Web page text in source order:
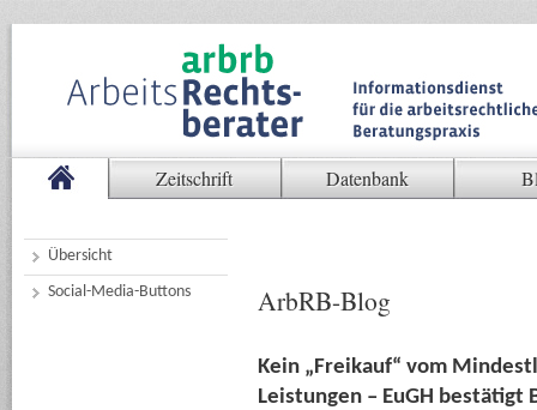
Zeitschrift Datenbank
Übersicht
Social-Media-Buttons
ArbRB-Blog
Kein „Freikauf“ vom
Leistungen – EuGH bestätigt